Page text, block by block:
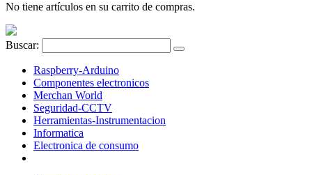
No tiene artículos en su carrito de compras.
Buscar:
Raspberry-Arduino
Componentes electronicos
Merchan World
Seguridad-CCTV
Herramientas-Instrumentacion
Informatica
Electronica de consumo